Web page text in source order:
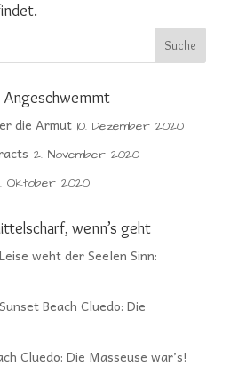
die Armut 10. Dezember 2020
2. November 2020
Oktober 2020
wenn’s geht
Leise weht der Seelen Sinn:
Sunset Beach Cluedo: Die
Cluedo: Die Masseuse war’s!